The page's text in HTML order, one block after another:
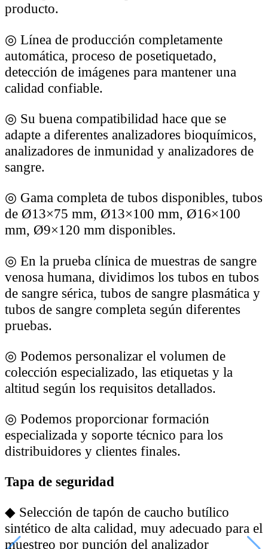
producto.
◎ Línea de producción completamente
automática, proceso de posetiquetado,
detección de imágenes para mantener una
calidad confiable.
◎ Su buena compatibilidad hace que se
adapte a diferentes analizadores bioquímicos,
analizadores de inmunidad y analizadores de
sangre.
◎ Gama completa de tubos disponibles, tubos
de Ø13×75 mm, Ø13×100 mm, Ø16×100
mm, Ø9×120 mm disponibles.
◎ En la prueba clínica de muestras de sangre
venosa humana, dividimos los tubos en tubos
de sangre sérica, tubos de sangre plasmática y
tubos de sangre completa según diferentes
pruebas.
◎ Podemos personalizar el volumen de
colección especializado, las etiquetas y la
altitud según los requisitos detallados.
◎ Podemos proporcionar formación
especializada y soporte técnico para los
distribuidores y clientes finales.
Tapa de seguridad
◆ Selección de tapón de caucho butílico
sintético de alta calidad, muy adecuado para el
muestreo por punción del analizador